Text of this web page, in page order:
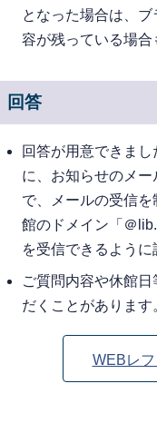
となった場合は、
容が残っている場合
回答
回答が用意できま
に、お知らせのメ
で、メールの受信
館のドメイン「＠
を受信できるように
ご質問内容や休館
だくことがあります
WEBレ